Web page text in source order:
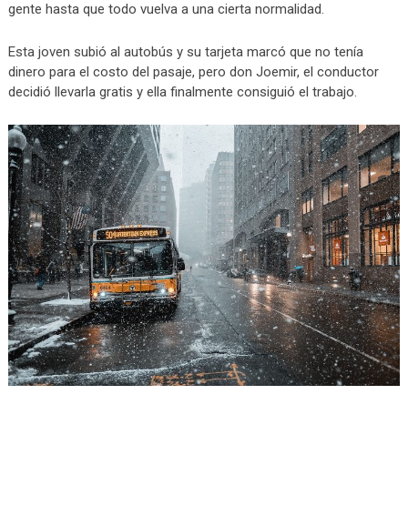
gente hasta que todo vuelva a una cierta normalidad.
Esta joven subió al autobús y su tarjeta marcó que no tenía
dinero para el costo del pasaje, pero don Joemir, el conductor
decidió llevarla gratis y ella finalmente consiguió el trabajo.